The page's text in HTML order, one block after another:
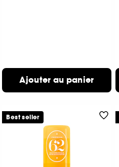
Ajouter au panier
Best seller